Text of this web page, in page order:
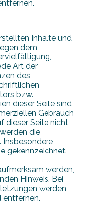
Inhalte und
dem
Art der
des
bzw.
dieser Seite sind
Gebrauch
dieser Seite nicht
die
Insbesondere
gekennzeichnet.
werden,
Hinweis. Bei
werden
entfernen.